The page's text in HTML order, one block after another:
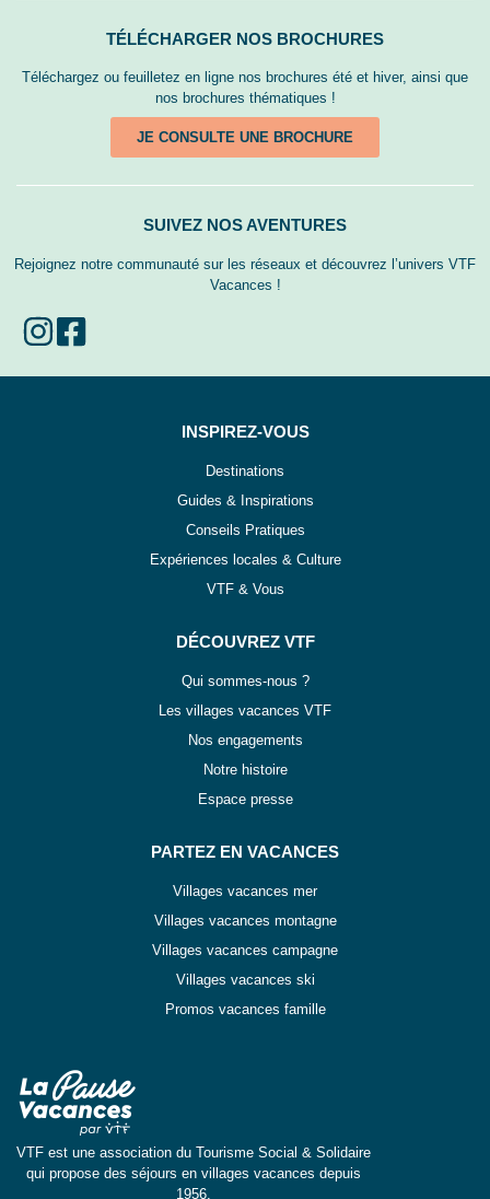
TÉLÉCHARGER NOS BROCHURES
Téléchargez ou feuilletez en ligne nos brochures été et hiver, ainsi que
nos brochures thématiques !
JE CONSULTE UNE BROCHURE
SUIVEZ NOS AVENTURES
Rejoignez notre communauté sur les réseaux et découvrez l’univers VTF
Vacances !
INSPIREZ-VOUS
Destinations
Guides & Inspirations
Conseils Pratiques
Expériences locales & Culture
VTF & Vous
DÉCOUVREZ VTF
Qui sommes-nous ?
Les villages vacances VTF
Nos engagements
Notre histoire
Espace presse
PARTEZ EN VACANCES
Villages vacances mer
Villages vacances montagne
Villages vacances campagne
Villages vacances ski
Promos vacances famille
VTF est une association du Tourisme Social & Solidaire
qui propose des séjours en villages vacances depuis
1956.